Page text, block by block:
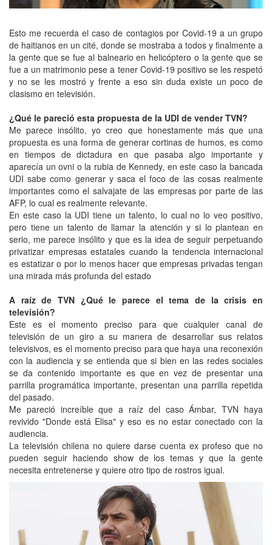
Esto me recuerda el caso de contagios por Covid-19 a un grupo
de haitianos en un cité, donde se mostraba a todos y finalmente a
la gente que se fue al balneario en helicóptero o la gente que se
fue a un matrimonio pese a tener Covid-19 positivo se les respetó
y no se les mostró y frente a eso sin duda existe un poco de
clasismo en televisión.
¿Qué le pareció esta propuesta de la UDI de vender TVN?
Me parece insólito, yo creo que honestamente más que una
propuesta es una forma de generar cortinas de humos, es como
en tiempos de dictadura en que pasaba algo importante y
aparecía un ovni o la rubia de Kennedy, en este caso la bancada
UDI sabe como generar y saca el foco de las cosas realmente
importantes como el salvajate de las empresas por parte de las
AFP, lo cual es realmente relevante.
En este caso la UDI tiene un talento, lo cual no lo veo positivo,
pero tiene un talento de llamar la atención y si lo plantean en
serio, me parece insólito y que es la idea de seguir perpetuando
privatizar empresas estatales cuando la tendencia internacional
es estatizar o por lo menos hacer que empresas privadas tengan
una mirada más profunda del estado
A raíz de TVN ¿Qué le parece el tema de la crisis en
televisión?
Este es el momento preciso para que cualquier canal de
televisión de un giro a su manera de desarrollar sus relatos
televisivos, es el momento preciso para que haya una reconexión
con la audiencia y se entienda que si bien en las redes sociales
se da contenido importante es que en vez de presentar una
parrilla programática importante, presentan una parrilla repetida
del pasado.
Me pareció increíble que a raíz del caso Ámbar, TVN haya
revivido "Donde está Elisa" y eso es no estar conectado con la
audiencia.
La televisión chilena no quiere darse cuenta ex profeso que no
pueden seguir haciendo show de los temas y que la gente
necesita entretenerse y quiere otro tipo de rostros igual.